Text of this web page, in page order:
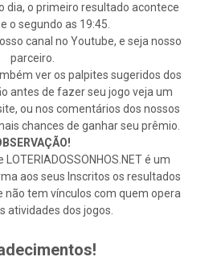
dia, o primeiro resultado acontece
o segundo as 19:45.
canal no Youtube, e seja nosso
parceiro.
ver os palpites sugeridos dos
antes de fazer seu jogo veja um
ou nos comentários dos nossos
chances de ganhar seu prêmio.
é um
aos seus Inscritos os resultados
não tem vínculos com quem opera
atividades dos jogos.